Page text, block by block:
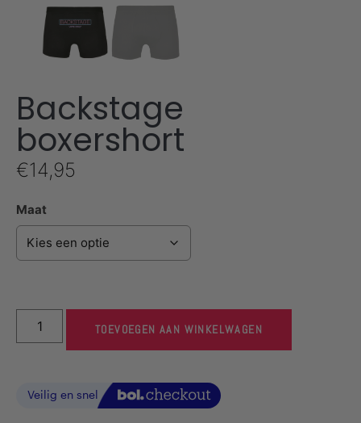
Backstage
boxershort
€14,95
Maat
TOEVOEGEN AAN WINKELWAGEN